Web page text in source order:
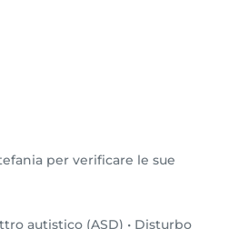
per verificare le sue
autistico (ASD) • Disturbo